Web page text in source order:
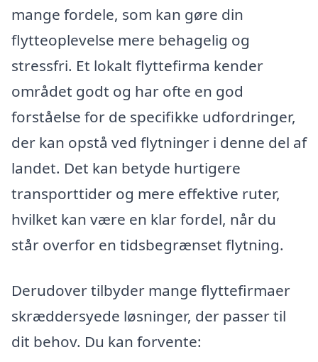
mange fordele, som kan gøre din
flytteoplevelse mere behagelig og
stressfri. Et lokalt flyttefirma kender
området godt og har ofte en god
forståelse for de specifikke udfordringer,
der kan opstå ved flytninger i denne del af
landet. Det kan betyde hurtigere
transporttider og mere effektive ruter,
hvilket kan være en klar fordel, når du
står overfor en tidsbegrænset flytning.
Derudover tilbyder mange flyttefirmaer
skræddersyede løsninger, der passer til
dit behov. Du kan forvente: